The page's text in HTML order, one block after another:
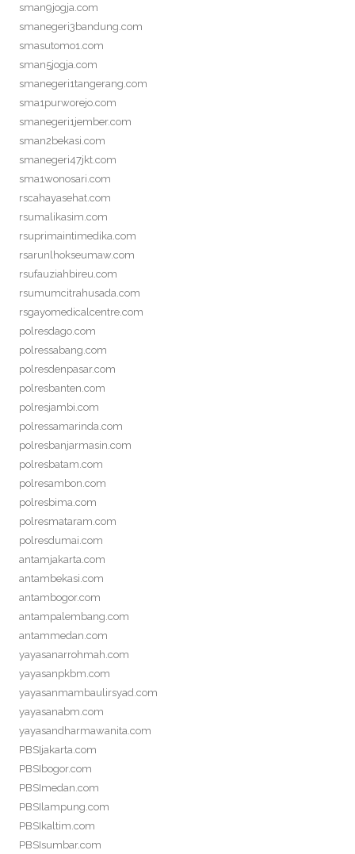
sman9jogja.com
smanegeri3bandung.com
smasutomo1.com
sman5jogja.com
smanegeri1tangerang.com
sma1purworejo.com
smanegeri1jember.com
sman2bekasi.com
smanegeri47jkt.com
sma1wonosari.com
rscahayasehat.com
rsumalikasim.com
rsuprimaintimedika.com
rsarunlhokseumaw.com
rsufauziahbireu.com
rsumumcitrahusada.com
rsgayomedicalcentre.com
polresdago.com
polressabang.com
polresdenpasar.com
polresbanten.com
polresjambi.com
polressamarinda.com
polresbanjarmasin.com
polresbatam.com
polresambon.com
polresbima.com
polresmataram.com
polresdumai.com
antamjakarta.com
antambekasi.com
antambogor.com
antampalembang.com
antammedan.com
yayasanarrohmah.com
yayasanpkbm.com
yayasanmambaulirsyad.com
yayasanabm.com
yayasandharmawanita.com
PBSIjakarta.com
PBSIbogor.com
PBSImedan.com
PBSIlampung.com
PBSIkaltim.com
PBSIsumbar.com